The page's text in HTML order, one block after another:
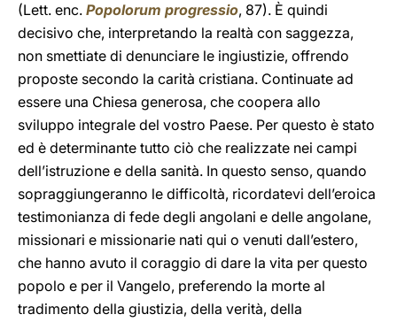
(Lett. enc. Popolorum progressio, 87). È quindi
decisivo che, interpretando la realtà con saggezza,
non smettiate di denunciare le ingiustizie, offrendo
proposte secondo la carità cristiana. Continuate ad
essere una Chiesa generosa, che coopera allo
sviluppo integrale del vostro Paese. Per questo è stato
ed è determinante tutto ciò che realizzate nei campi
dell’istruzione e della sanità. In questo senso, quando
sopraggiungeranno le difficoltà, ricordatevi dell’eroica
testimonianza di fede degli angolani e delle angolane,
missionari e missionarie nati qui o venuti dall’estero,
che hanno avuto il coraggio di dare la vita per questo
popolo e per il Vangelo, preferendo la morte al
tradimento della giustizia, della verità, della